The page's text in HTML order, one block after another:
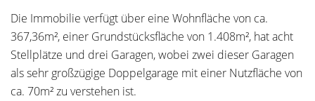
Die Immobilie verfügt über eine Wohnfläche von ca.
367,36m², einer Grundstücksfläche von 1.408m², hat acht
Stellplätze und drei Garagen, wobei zwei dieser Garagen
als sehr großzügige Doppelgarage mit einer Nutzfläche von
ca. 70m² zu verstehen ist.